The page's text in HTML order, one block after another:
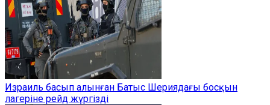
Израиль басып алынған Батыс Шериядағы босқын
лагеріне рейд жүргізді